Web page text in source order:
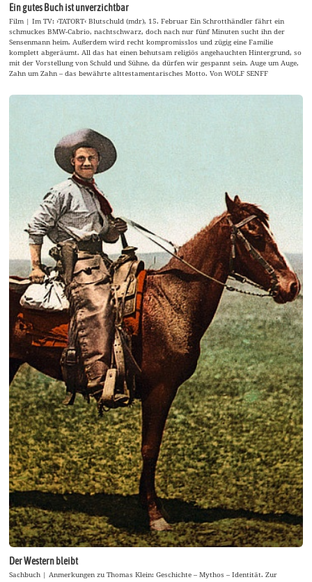
Ein gutes Buch ist unverzichtbar
Film | Im TV: ›TATORT‹ Blutschuld (mdr), 15. Februar Ein Schrotthändler fährt ein
schmuckes BMW-Cabrio, nachtschwarz, doch nach nur fünf Minuten sucht ihn der
Sensenmann heim. Außerdem wird recht kompromisslos und zügig eine Familie
komplett abgeräumt. All das hat einen behutsam religiös angehauchten Hintergrund, so
mit der Vorstellung von Schuld und Sühne, da dürfen wir gespannt sein. Auge um Auge,
Zahn um Zahn – das bewährte alttestamentarisches Motto. Von WOLF SENFF
Der Western bleibt
Sachbuch | Anmerkungen zu Thomas Klein: Geschichte – Mythos – Identität. Zur